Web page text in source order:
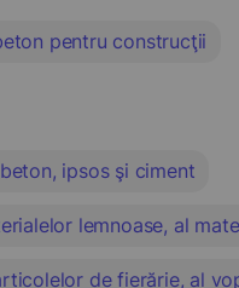
pentru construcţii
ipsos şi ciment
lemnoase, al
de fierărie, al